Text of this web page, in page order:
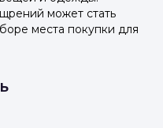
может стать
места покупки для